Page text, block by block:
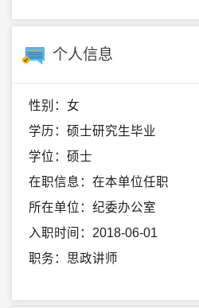
个人信息
性别：女
学历：硕士研究生毕业
学位：硕士
在职信息：在本单位任职
所在单位：纪委办公室
入职时间：2018-06-01
职务：思政讲师